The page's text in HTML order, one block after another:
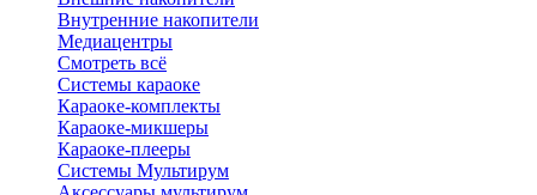
Внутренние накопители
Медиацентры
Смотреть всё
Системы караоке
Караоке-комплекты
Караоке-микшеры
Караоке-плееры
Системы Мультирум